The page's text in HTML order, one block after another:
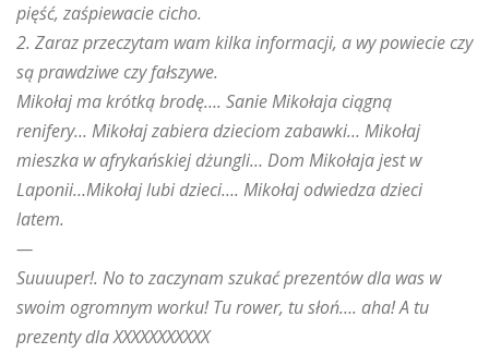
pięść, zaśpiewacie cicho.
2. Zaraz przeczytam wam kilka informacji, a wy powiecie czy
są prawdziwe czy fałszywe.
Mikołaj ma krótką brodę…. Sanie Mikołaja ciągną
renifery… Mikołaj zabiera dzieciom zabawki… Mikołaj
mieszka w afrykańskiej dżungli… Dom Mikołaja jest w
Laponii…Mikołaj lubi dzieci…. Mikołaj odwiedza dzieci
latem.
—
Suuuuper!. No to zaczynam szukać prezentów dla was w
swoim ogromnym worku! Tu rower, tu słoń…. aha! A tu
prezenty dla XXXXXXXXXXX